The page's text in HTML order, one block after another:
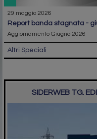
29 maggio 2026
report banda stagnata -
Aggiornamento Giugno 2026
Altri Speciali
SIDERWEB TG.